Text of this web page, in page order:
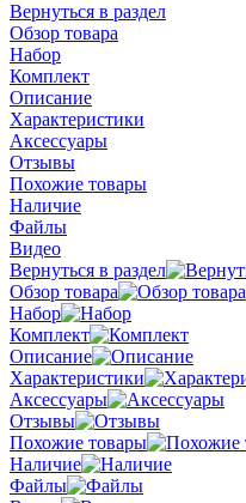
Вернуться в раздел
Обзор товара
Набор
Комплект
Описание
Характеристики
Аксессуары
Отзывы
Похожие товары
Наличие
Файлы
Видео
Вернуться в раздел
Обзор товара
Набор
Комплект
Описание
Характеристики
Аксессуары
Отзывы
Похожие товары
Наличие
Файлы